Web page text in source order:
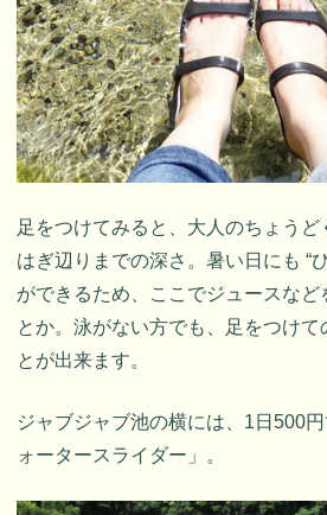
足をつけてみると、大人のちょうど
はぎ辺りまでの深さ。暑い日にも “
ができるため、ここでジュースな
とか。泳がない方でも、足をつけて
とが出来ます。
ジャブジャブ池の横には、1日500
ォータースライダー」。